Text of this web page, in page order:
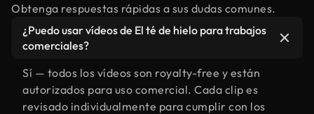
Obtenga respuestas rápidas a sus dudas comunes.
¿Puedo usar vídeos de El té de hielo para trabajos
comerciales?
Sí — todos los vídeos son royalty-free y están
autorizados para uso comercial. Cada clip es
revisado individualmente para cumplir con los